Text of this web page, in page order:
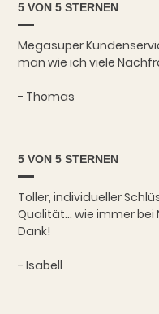
5 VON 5 STERNEN
Megasuper
man wie ich viele
- Thomas
5 VON 5 STERNEN
Toller, individueller
Qualität... wie immer
Dank!
- Isabell